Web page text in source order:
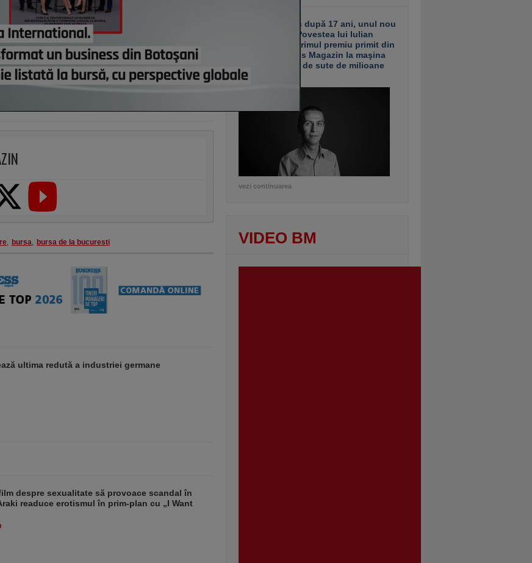
, bursa, bursa de la bucuresti
ultima redută a industriei germane
despre sexualitate să provoace scandal în
readuce erotismul în prim-plan cu „I Want
Un pariu închis după 17 ani, unul nou
abia deschis. Povestea lui Iulian
Stanciu de la primul premiu primit din
partea Business Magazin la maşina
lui de investiţii de sute de milioane
de euro
vezi continuarea
VIDEO BM